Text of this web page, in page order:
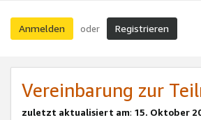
Anmelden oder Registrieren
Vereinbarung zur
zuletzt aktualisiert am: 15. Oktober